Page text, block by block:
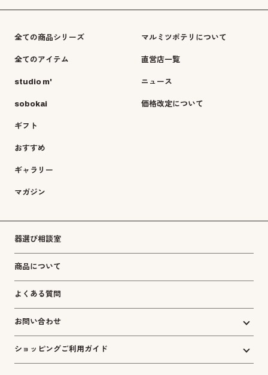
全ての商品シリーズ
全てのアイテム
studio m'
sobokai
ギフト
おすすめ
ギャラリー
マガジン
マルミツポテリについて
直営店一覧
ニュース
価格改定について
器選び相談室
商品について
よくある質問
お問い合わせ
ショッピングご利用ガイド